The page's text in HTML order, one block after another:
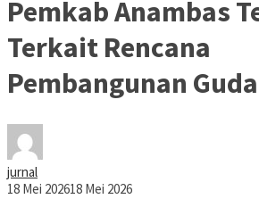
Pemkab Anambas
Terkait Rencana
Pembangunan
jurnal
18 Mei 202618 Mei 2026